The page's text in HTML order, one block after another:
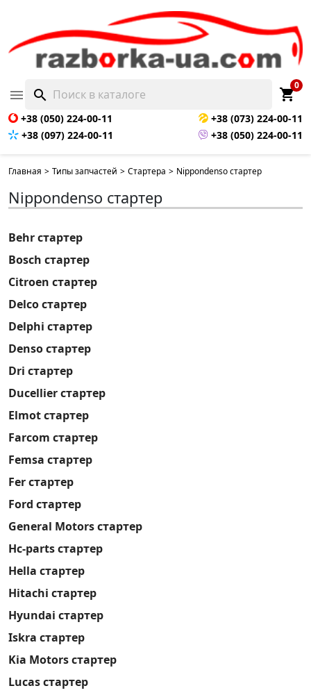
 search shopping_cart
0
+38 (050) 224-00-11
+38 (073) 224-00-11
+38 (097) 224-00-11
+38 (050) 224-00-11
Главная > Типы запчастей > Стартера > Nippondenso стартер
Nippondenso стартер
Behr стартер
Bosch стартер
Citroen стартер
Delco стартер
Delphi стартер
Denso стартер
Dri стартер
Ducellier стартер
Elmot стартер
Farcom стартер
Femsa стартер
Fer стартер
Ford стартер
General Motors стартер
Hc-parts стартер
Hella стартер
Hitachi стартер
Hyundai стартер
Iskra стартер
Kia Motors стартер
Lucas стартер